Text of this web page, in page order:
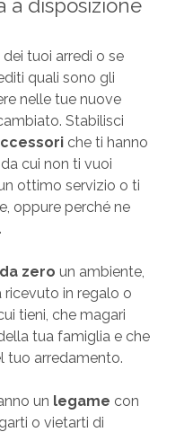
a disposizione
dei tuoi arredi o se
quali sono gli
nelle tue nuove
Stabilisci
che ti hanno
cui non ti vuoi
ottimo servizio o ti
oppure perché ne
zero un ambiente,
in regalo o
tieni, che magari
tua famiglia e che
tuo arredamento.
un legame con
o vietarti di